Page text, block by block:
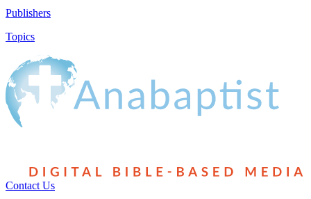
Publishers
Topics
Contact Us